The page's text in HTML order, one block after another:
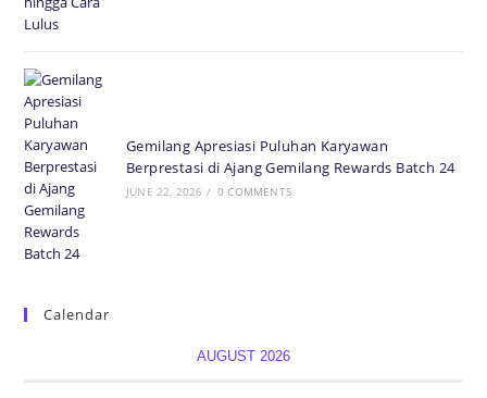
Gemilang Apresiasi Puluhan Karyawan
Berprestasi di Ajang Gemilang Rewards Batch 24
JUNE 22, 2026 / 0 COMMENTS
Calendar
AUGUST 2026